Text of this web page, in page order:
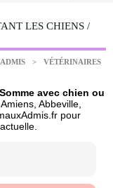
LES CHIENS /
> VÉTÉRINAIRES
avec chien ou
Abbeville,
pour